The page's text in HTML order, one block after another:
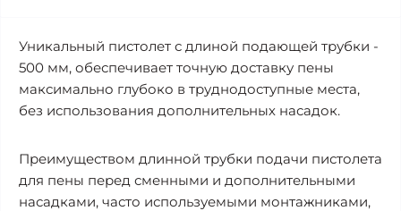
Уникальный пистолет с длиной подающей трубки -
500 мм, обеспечивает точную доставку пены
максимально глубоко в труднодоступные места,
без использования дополнительных насадок.
Преимуществом длинной трубки подачи пистолета
для пены перед сменными и дополнительными
насадками, часто используемыми монтажниками,